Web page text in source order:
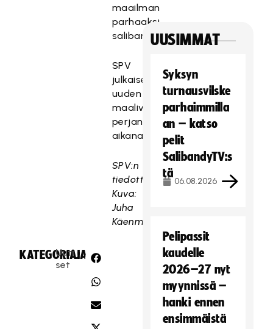
maailman
parhaaksi
salibandypelaajaksi.
SPV
julkaisee
uuden
maalivahtisopimuksen
perjantain
aikana.
SPV:n
tiedotteesta
Kuva:
Juha
Käenmäki
KATEGORIA:
Uuti
set
JAA:
UUSIMMAT
Syksyn
turnausvilske
parhaimmilla
an – katso
pelit
SalibandyTV:s
tä
06.08.2026
Pelipassit
kaudelle
2026–27 nyt
myynnissä –
hanki ennen
ensimmäistä